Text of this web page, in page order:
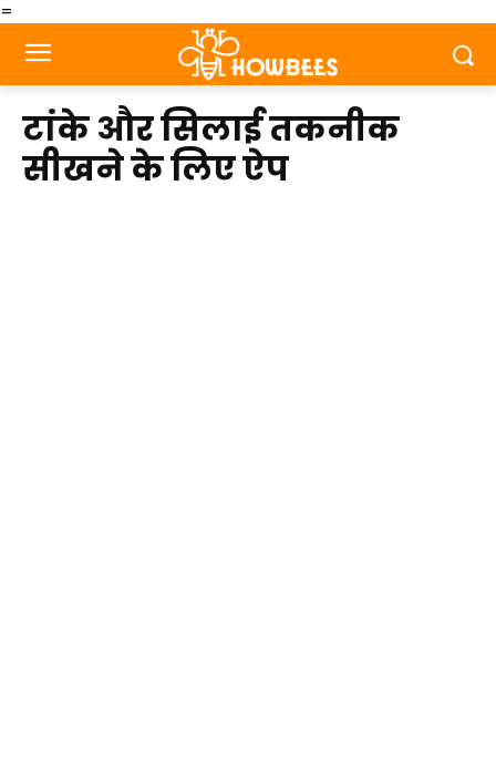
=
टांके और सिलाई तकनीक
सीखने के लिए ऐप